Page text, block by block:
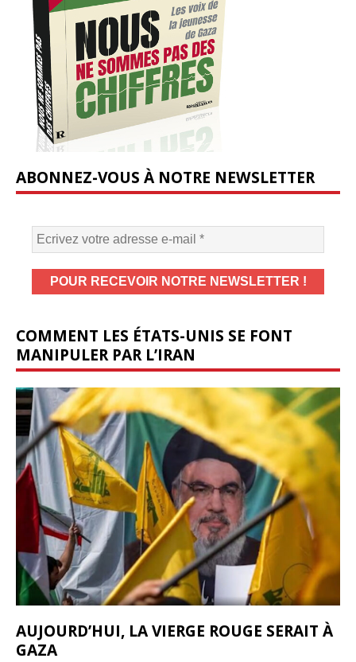
ABONNEZ-VOUS À NOTRE NEWSLETTER
COMMENT LES ÉTATS-UNIS SE FONT
MANIPULER PAR L’IRAN
AUJOURD’HUI, LA VIERGE ROUGE SERAIT À
GAZA